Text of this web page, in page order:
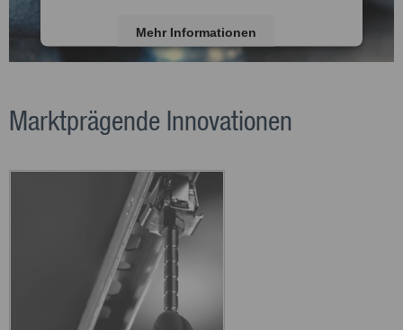
Mehr Informationen
powered byUsercentrics Consent
Management Platform
Marktprägende Innovationen